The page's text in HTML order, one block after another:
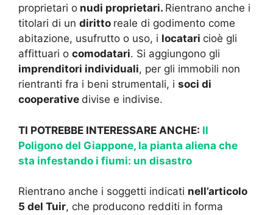
proprietari o nudi proprietari. Rientrano anche i
titolari di un diritto reale di godimento come
abitazione, usufrutto o uso, i locatari cioè gli
affittuari o comodatari. Si aggiungono gli
imprenditori individuali, per gli immobili non
rientranti fra i beni strumentali, i soci di
cooperative divise e indivise.
TI POTREBBE INTERESSARE ANCHE: Il
Poligono del Giappone, la pianta aliena che
sta infestando i fiumi: un disastro
Rientrano anche i soggetti indicati nell’articolo
5 del Tuir, che producono redditi in forma